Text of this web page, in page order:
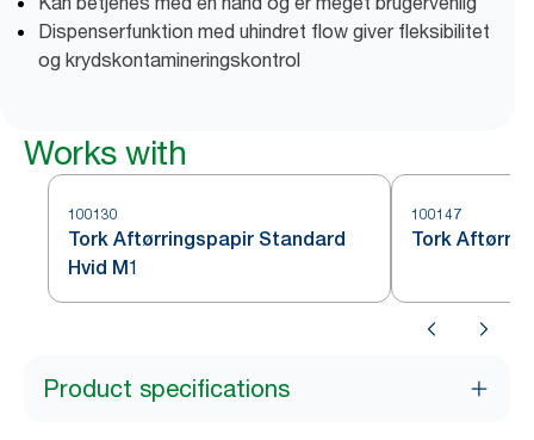
Dispenserfunktion med uhindret flow giver fleksibilitet
og krydskontamineringskontrol
Works with
100130
Tork Aftørringspapir Standard
Hvid M1
100147
Tork
Product specifications